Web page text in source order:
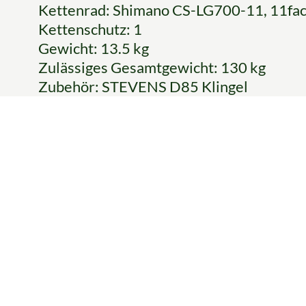
Kettenrad: Shimano CS-LG700-11,
Kettenschutz: 1
Gewicht: 13.5 kg
Zulässiges Gesamtgewicht: 130 kg
Zubehör: STEVENS D85 Klingel